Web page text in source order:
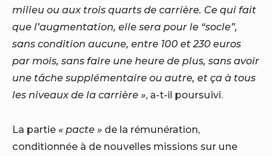
milieu ou aux trois quarts de carrière. Ce qui fait
que l’augmentation, elle sera pour le “socle”,
sans condition aucune, entre 100 et 230 euros
par mois, sans faire une heure de plus, sans avoir
une tâche supplémentaire ou autre, et ça à tous
les niveaux de la carrière », a-t-il poursuivi.
La partie « pacte » de la rémunération,
conditionnée à de nouvelles missions sur une